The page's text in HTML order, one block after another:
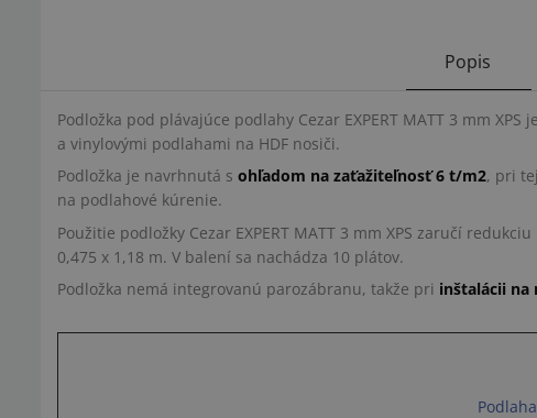
Popis
Podložka pod plávajúce podlahy Cezar EXPERT MATT 3 mm
a vinylovými podlahami na HDF nosiči.
Podložka je navrhnutá s ohľadom na zaťažiteľnosť 6 t/m2, pri
na podlahové kúrenie.
Použitie podložky Cezar EXPERT MATT 3 mm XPS zaručí
0,475 x 1,18 m. V balení sa nachádza 10 plátov.
Podložka nemá integrovanú parozábranu, takže pri inštalácii na